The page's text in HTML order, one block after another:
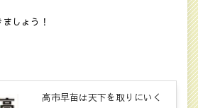
しょう！
高市早苗は天下を取りにいく